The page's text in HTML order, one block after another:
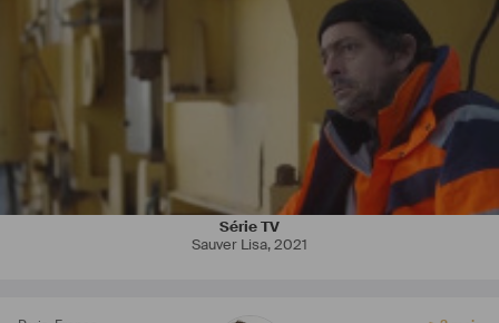
Série TV
Sauver Lisa,2021